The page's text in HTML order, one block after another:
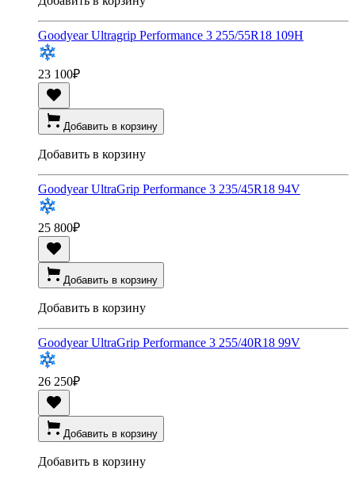
Goodyear Ultragrip Performance 3 255/55R18 109H
23 100₽
Добавить в корзину
Добавить в корзину
Goodyear UltraGrip Performance 3 235/45R18 94V
25 800₽
Добавить в корзину
Добавить в корзину
Goodyear UltraGrip Performance 3 255/40R18 99V
26 250₽
Добавить в корзину
Добавить в корзину